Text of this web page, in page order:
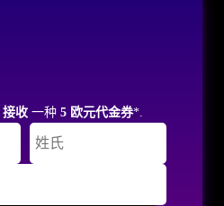
接收一种 5 欧元代金券*.